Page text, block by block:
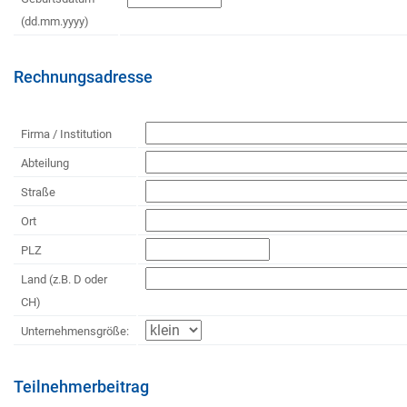
(dd.mm.yyyy)
Rechnungsadresse
Firma / Institution
Abteilung
Straße
Ort
PLZ
Land (z.B. D oder
CH)
Unternehmensgröße:
Teilnehmerbeitrag